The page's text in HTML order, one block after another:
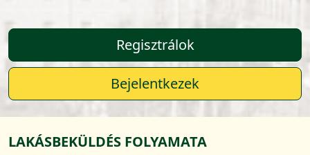
Regisztrálok
Bejelentkezek
LAKÁSBEKÜLDÉS FOLYAMATA